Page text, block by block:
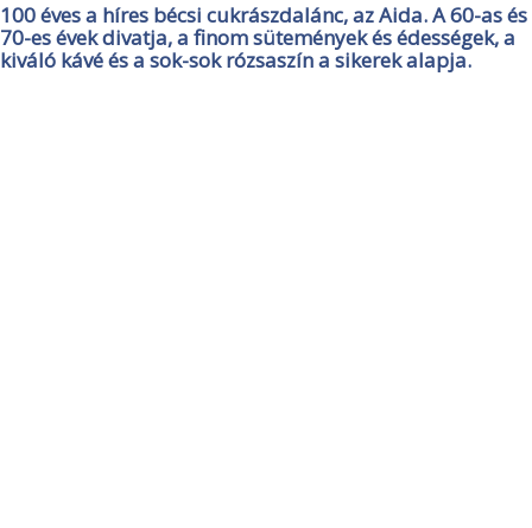
100 éves a híres bécsi cukrászdalánc, az Aida. A 60-as és
70-es évek divatja, a finom sütemények és édességek, a
kiváló kávé és a sok-sok rózsaszín a sikerek alapja.